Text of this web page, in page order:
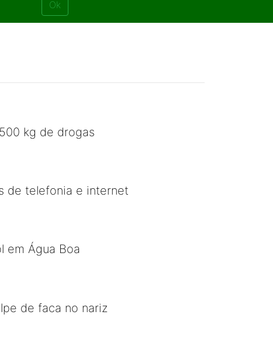
Ok
kg de drogas
de telefonia e internet
em Água Boa
de faca no nariz